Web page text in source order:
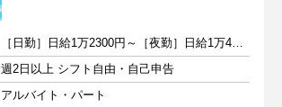
［日勤］日給1万2300円～［夜勤］日給1万4620円～
週2日以上 シフト自由・自己申告
アルバイト・パート